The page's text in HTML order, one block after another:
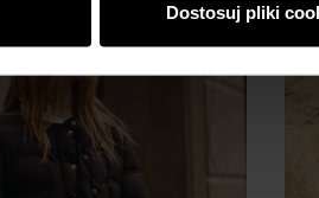
Dostosuj pliki